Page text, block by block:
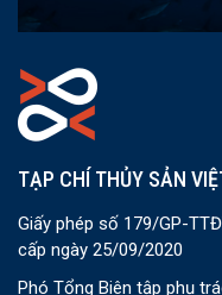
TẠP CHÍ THỦY SẢN
Giấy phép số 179/GP-
cấp ngày 25/09/2020
Phó Tổng Biên tập phụ